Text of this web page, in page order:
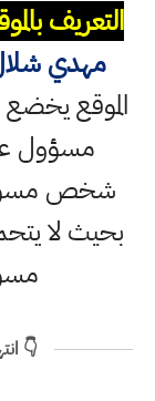
التعريف
مهدي
الموقع يخضع
مسؤول
شخص
بحيث لا
👇